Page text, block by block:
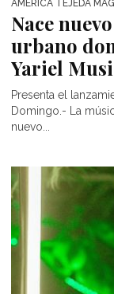
AMÉRICA TEJEDA MAG
Nace
urbano
Yariel
Presenta el
Domingo.- La
nuevo...